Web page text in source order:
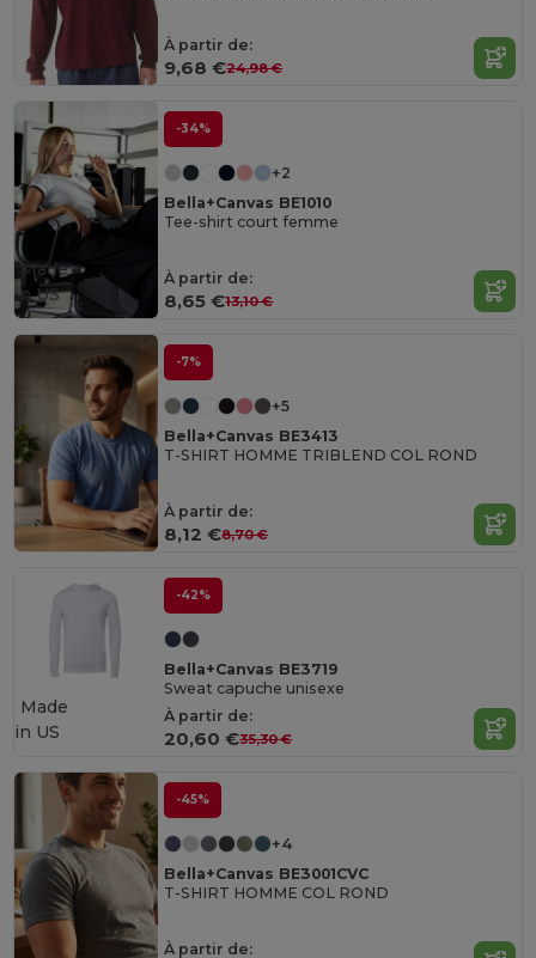
À partir de:
9,68 €24,98 €
-34%
+2
Bella+Canvas BE1010
Tee-shirt court femme
À partir de:
8,65 €13,10 €
Made
in US
-7%
+5
Bella+Canvas BE3413
T-SHIRT HOMME TRIBLEND COL ROND
À partir de:
8,12 €8,70 €
-42%
Bella+Canvas BE3719
Sweat capuche unisexe
À partir de:
20,60 €35,30 €
Made
in US
-45%
+4
Bella+Canvas BE3001CVC
T-SHIRT HOMME COL ROND
À partir de: